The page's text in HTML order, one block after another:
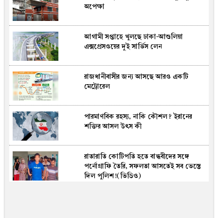
জন্মভিটায় ডিসি, মিউজিয়াম নির্মাণের আশ্বাস
কর্মীর স্ত্রীর সঙ্গে আপত্তিকর অবস্থায় ধরা, বহিষ্কার
জামায়াতের আরেক নেতা
বিটিভির নতুন মহাপরিচালক কাজী জেসিন
চলতি অর্থবছরেই স্থানীয় সরকারের সব স্তরের
নির্বাচন: প্রতিমন্ত্রী শাহে আলম
গোলাবারুদ সংকটের খবর ‘রাষ্ট্রদ্রোহী’ আখ্যা,
ফাঁসকারীদের বিরুদ্ধে ট্রাম্পের হুঁশিয়ারি
অপেক্ষা
আগামী সপ্তাহে খুলছে ঢাকা-আশুলিয়া
এক্সপ্রেসওয়ের দুই সার্ভিস লেন
রাজধানীবাসীর জন্য আসছে আরও একটি
মেট্রোরেল
পারমাণবিক রহস্য, নাকি কৌশল? ইরানের
শক্তির আসল উৎস কী
রাতারাতি কোটিপতি হতে বান্ধবীদের সঙ্গে
পর্নোগ্রাফি তৈরি, সফলতা আসতেই সব ভেস্তে
দিল পুলিশ!(ভিডিও)